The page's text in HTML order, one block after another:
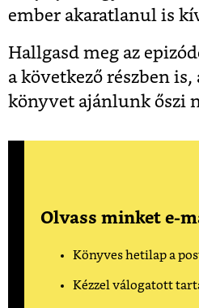
ember akaratlanul is
Hallgasd meg az
a következő részben
könyvet ajánlunk őszi
Olvass minket e-
Könyves hetilap a
Kézzel válogatott